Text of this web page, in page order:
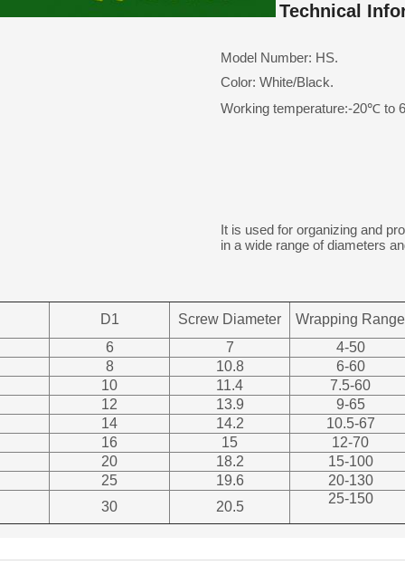
Technical
Model Number: HS.
Color: White/Black.
Working temperature:-20℃ to
It is used for organizing and
in a wide range of diameters
D1 Screw Diameter
Wrapping Range
6 7
4-50
8 10.8
6-60
10 11.4
7.5-60
12 13.9
9-65
14 14.2
10.5-67
16 15
12-70
20 18.2
15-100
25 19.6
20-130
30 20.5
25-150